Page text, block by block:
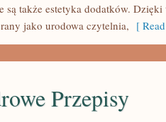
są także estetyka dodatków.
jako urodowa czytelnia, [
Przepisy